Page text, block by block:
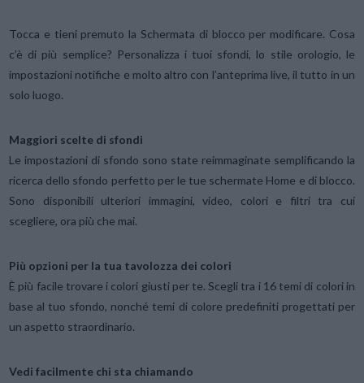
Tocca e tieni premuto la Schermata di blocco per modificare. Cosa
c’è di più semplice? Personalizza i tuoi sfondi, lo stile orologio, le
impostazioni notifiche e molto altro con l’anteprima live, il tutto in un
solo luogo.
Maggiori scelte di sfondi
Le impostazioni di sfondo sono state reimmaginate semplificando la
ricerca dello sfondo perfetto per le tue schermate Home e di blocco.
Sono disponibili ulteriori immagini, video, colori e filtri tra cui
scegliere, ora più che mai.
Più opzioni per la tua tavolozza dei colori
È più facile trovare i colori giusti per te. Scegli tra i 16 temi di colori in
base al tuo sfondo, nonché temi di colore predefiniti progettati per
un aspetto straordinario.
Vedi facilmente chi sta chiamando